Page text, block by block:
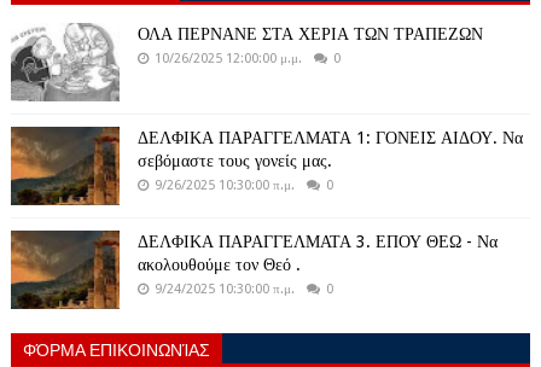
ΟΛΑ ΠΕΡΝΑΝΕ ΣΤΑ ΧΕΡΙΑ ΤΩΝ ΤΡΑΠΕΖΩΝ
10/26/2025 12:00:00 μ.μ. 0
ΔΕΛΦΙΚΑ ΠΑΡΑΓΓΕΛΜΑΤΑ 1: ΓΟΝΕΙΣ ΑΙΔΟΥ. Να
σεβόμαστε τους γονείς μας.
9/26/2025 10:30:00 π.μ. 0
ΔΕΛΦΙΚΑ ΠΑΡΑΓΓΕΛΜΑΤΑ 3. ΕΠΟΥ ΘΕΩ - Να
ακολουθούμε τον Θεό .
9/24/2025 10:30:00 π.μ. 0
ΦΌΡΜΑ ΕΠΙΚΟΙΝΩΝΊΑΣ